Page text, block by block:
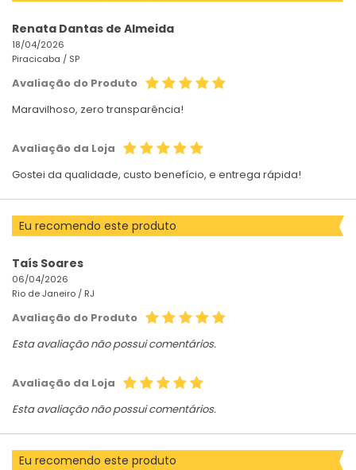
Renata Dantas de Almeida
18/04/2026
Piracicaba / SP
Avaliação do Produto
Maravilhoso, zero transparência!
Avaliação da Loja
Gostei da qualidade, custo benefício, e entrega rápida!
Eu recomendo este produto
Taís Soares
06/04/2026
Rio de Janeiro / RJ
Avaliação do Produto
Esta avaliação não possui comentários.
Avaliação da Loja
Esta avaliação não possui comentários.
Eu recomendo este produto